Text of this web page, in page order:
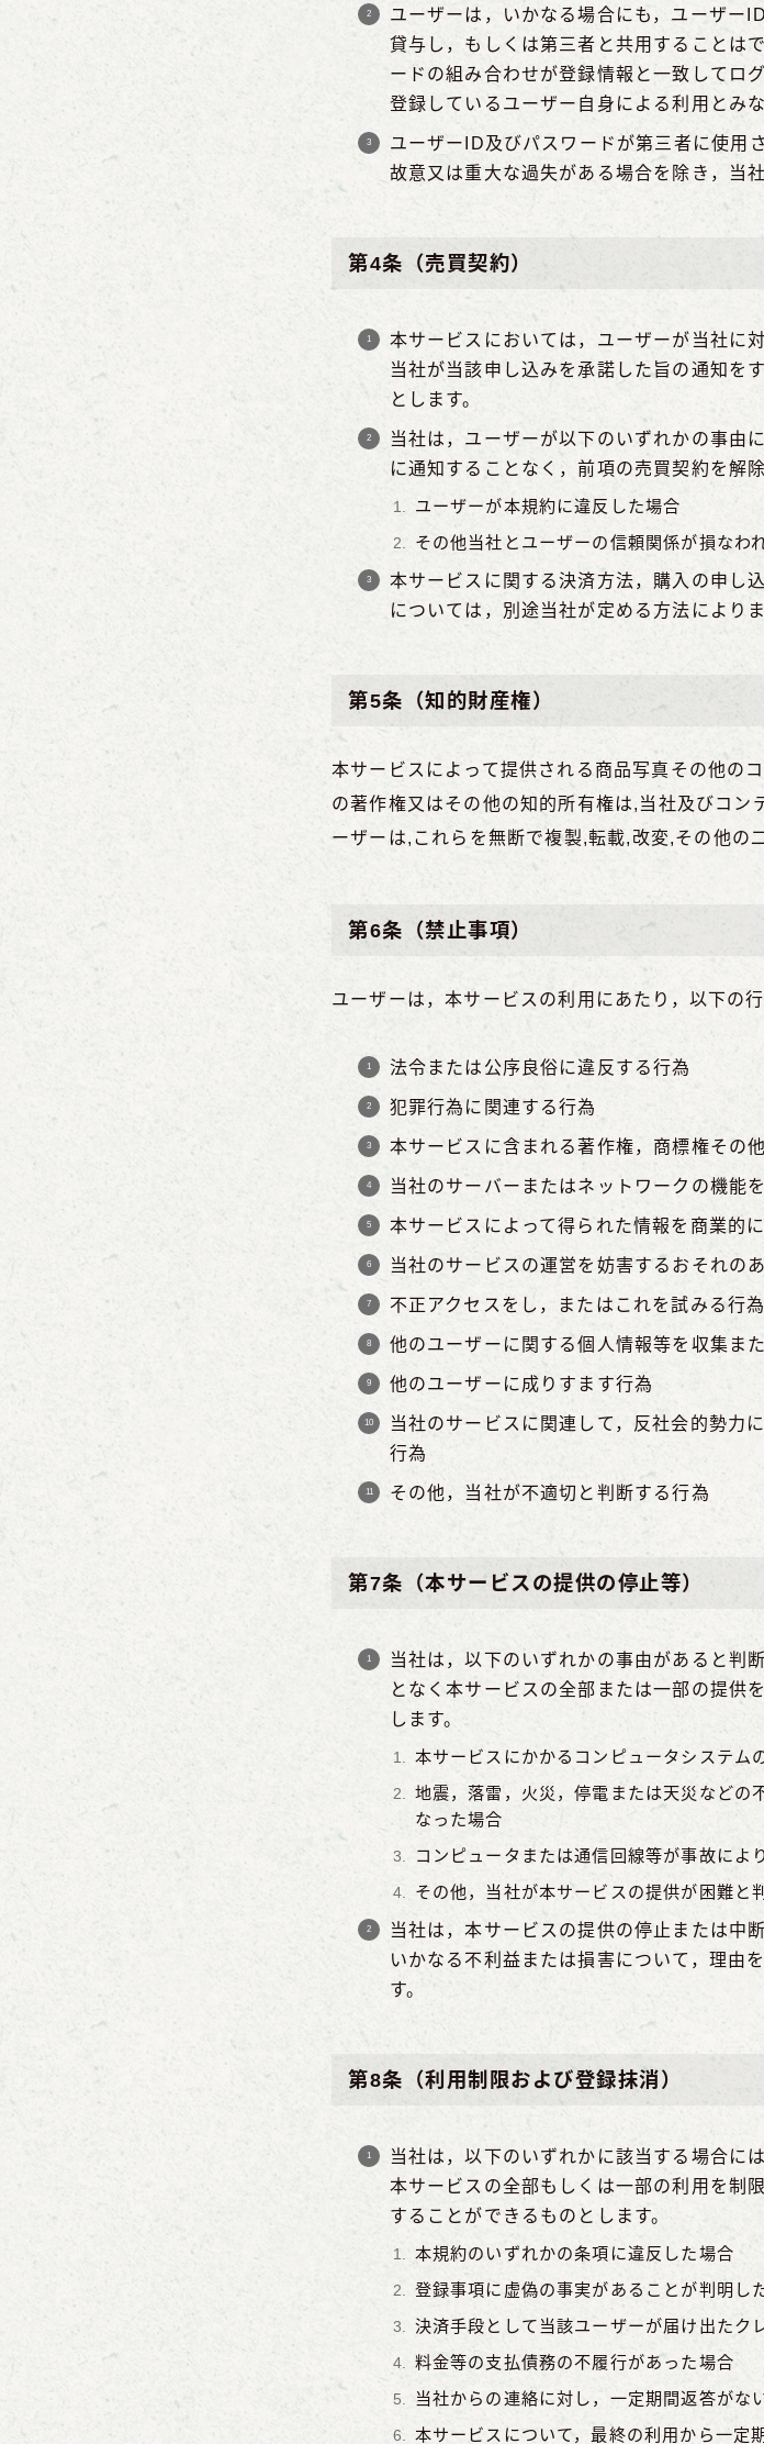
ユーザーは，いかなる場合にも，ユーザー
貸与し，もしくは第三者と共用することは
ードの組み合わせが登録情報と一致してロ
登録しているユーザー自身による利用とみな
ユーザーID及びパスワードが第三者に使用
故意又は重大な過失がある場合を除き，当
第4条（売買契約）
本サービスにおいては，ユーザーが当社に
当社が当該申し込みを承諾した旨の通知を
とします。
当社は，ユーザーが以下のいずれかの事由
に通知することなく，前項の売買契約を解
ユーザーが本規約に違反した場合
その他当社とユーザーの信頼関係が損なわ
本サービスに関する決済方法，購入の申し
については，別途当社が定める方法によりま
第5条（知的財産権）
本サービスによって提供される商品写真その他の
の著作権又はその他の知的所有権は,当社及びコ
ーザーは,これらを無断で複製,転載,改変,その他の
第6条（禁止事項）
ユーザーは，本サービスの利用にあたり，以下の
法令または公序良俗に違反する行為
犯罪行為に関連する行為
本サービスに含まれる著作権，商標権その
当社のサーバーまたはネットワークの機能
本サービスによって得られた情報を商業的
当社のサービスの運営を妨害するおそれの
不正アクセスをし，またはこれを試みる行為
他のユーザーに関する個人情報等を収集ま
他のユーザーに成りすます行為
当社のサービスに関連して，反社会的勢力
行為
その他，当社が不適切と判断する行為
第7条（本サービスの提供の停止等）
当社は，以下のいずれかの事由があると判
となく本サービスの全部または一部の提供
します。
本サービスにかかるコンピュータシステム
地震，落雷，火災，停電または天災などの
なった場合
コンピュータまたは通信回線等が事故によ
その他，当社が本サービスの提供が困難と
当社は，本サービスの提供の停止または中
いかなる不利益または損害について，理由
す。
第8条（利用制限および登録抹消）
当社は，以下のいずれかに該当する場合に
本サービスの全部もしくは一部の利用を制
することができるものとします。
本規約のいずれかの条項に違反した場合
登録事項に虚偽の事実があることが判明し
決済手段として当該ユーザーが届け出たク
料金等の支払債務の不履行があった場合
当社からの連絡に対し，一定期間返答がな
本サービスについて，最終の利用から一定